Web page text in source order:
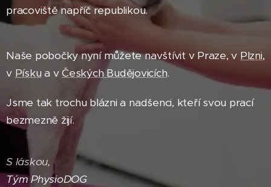
pracoviště napříč republikou.
Naše pobočky nyní můžete navštívit v Praze, v Plzni,
v Písku a vČeských Budějovicích.
Jsme tak trochu blázni a nadšenci, kteří svou prací
bezmezně žijí.
S láskou,
Tým PhysioDOG